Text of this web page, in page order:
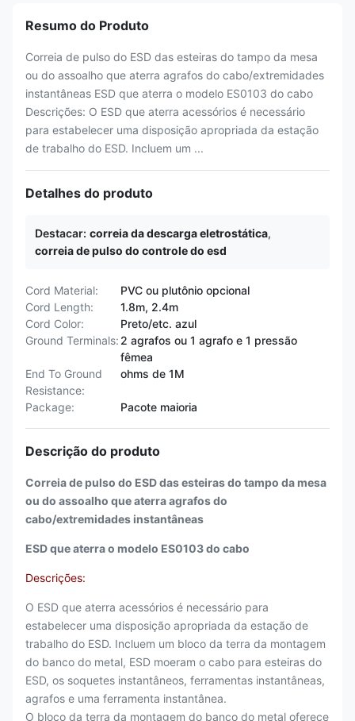
Resumo do Produto
Correia de pulso do ESD das esteiras do tampo da mesa
ou do assoalho que aterra agrafos do cabo/extremidades
instantâneas ESD que aterra o modelo ES0103 do cabo
Descrições: O ESD que aterra acessórios é necessário
para estabelecer uma disposição apropriada da estação
de trabalho do ESD. Incluem um ...
Detalhes do produto
Destacar: correia da descarga eletrostática,
correia de pulso do controle do esd
Cord Material:
PVC ou plutônio opcional
Cord Length:
1.8m, 2.4m
Cord Color:
Preto/etc. azul
Ground Terminals: 2 agrafos ou 1 agrafo e 1 pressão
fêmea
End To Ground
Resistance:
ohms de 1M
Package: Pacote maioria
Descrição do produto
Correia de pulso do ESD das esteiras do tampo da mesa
ou do assoalho que aterra agrafos do
cabo/extremidades instantâneas
ESD que aterra o modelo ES0103 do cabo
Descrições:
O ESD que aterra acessórios é necessário para
estabelecer uma disposição apropriada da estação de
trabalho do ESD. Incluem um bloco da terra da montagem
do banco do metal, ESD moeram o cabo para esteiras do
ESD, os soquetes instantâneos, ferramentas instantâneas,
agrafos e uma ferramenta instantânea.
O bloco da terra da montagem do banco do metal oferece